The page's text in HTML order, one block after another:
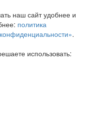
наш сайт удобнее и
политика
.
использовать: